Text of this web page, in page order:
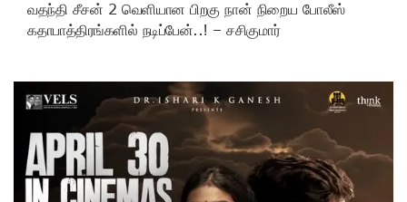
வதந்தி சீசன் 2 வெளியான பிறகு நான் நிறைய போலீஸ்
கதாபாத்திரங்களில் நடிப்பேன்..! – சசிகுமார்